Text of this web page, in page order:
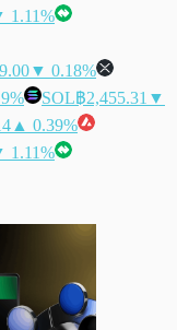
1.11%
▼ 0.18%
SOL฿2,455.31 ▼
▲ 0.39%
1.11%